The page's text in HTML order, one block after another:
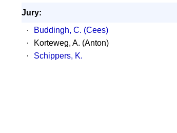
Jury:
·
Buddingh, C. (Cees)
·
Korteweg, A. (Anton)
·
Schippers, K.